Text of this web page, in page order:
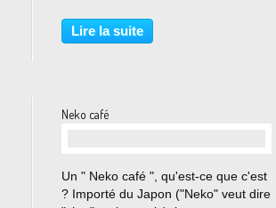
tourner vers les produits les plus
sains et c'est pourquoi le bio prend
Lire la suite
Neko café
Un " Neko café ", qu'est-ce que c'est
? Importé du Japon ("Neko" veut dire